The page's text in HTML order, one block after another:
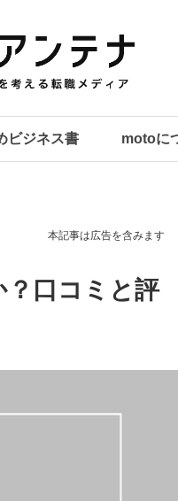
ビジネス書 motoに
本記事は広告を含みます
？口コミと評